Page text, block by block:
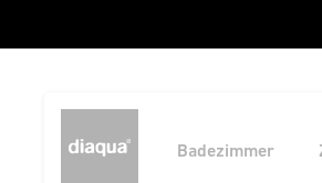
Badezimmer